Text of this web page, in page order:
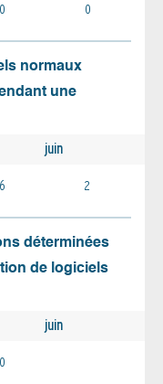
0 0
normaux
une
juin
6 2
déterminées
de logiciels
juin
0